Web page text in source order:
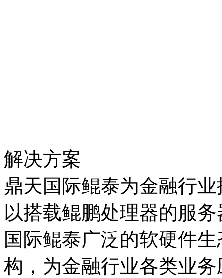
解决方案
鼎天国际鲲泰为金融行
以搭载鲲鹏处理器的服务
国际鲲泰广泛的软硬件
构，为金融行业各类业务